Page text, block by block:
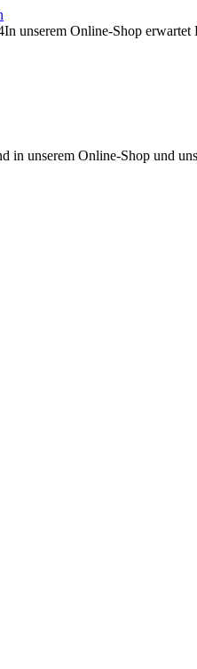
In unserem Online-Shop
in unserem Online-Shop und